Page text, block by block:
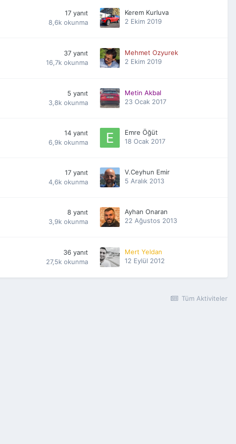
17 yanıt
8,6k okunma
Kerem Kurluva
2 Ekim 2019
37 yanıt
16,7k okunma
Mehmet Ozyurek
2 Ekim 2019
5 yanıt
3,8k okunma
Metin Akbal
23 Ocak 2017
14 yanıt
6,9k okunma
Emre Öğüt
18 Ocak 2017
17 yanıt
4,6k okunma
V.Ceyhun Emir
5 Aralık 2013
8 yanıt
3,9k okunma
Ayhan Onaran
22 Ağustos 2013
36 yanıt
27,5k okunma
Mert Yeldan
12 Eylül 2012
Tüm Aktiviteler